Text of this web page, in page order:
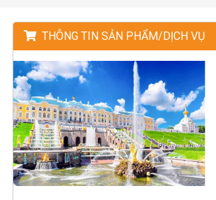
THÔNG TIN SẢN PHẨM/DỊCH VỤ